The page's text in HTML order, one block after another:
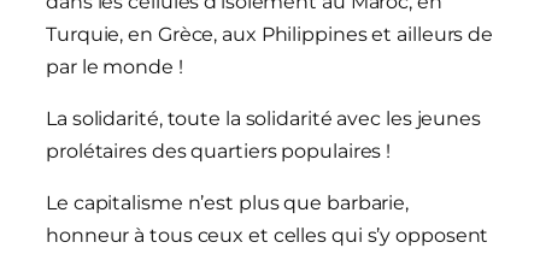
Turquie, en Grèce, aux Philippines et ailleurs de
par le monde !
La solidarité, toute la solidarité avec les jeunes
prolétaires des quartiers populaires !
Le capitalisme n’est plus que barbarie,
honneur à tous ceux et celles qui s’y opposent